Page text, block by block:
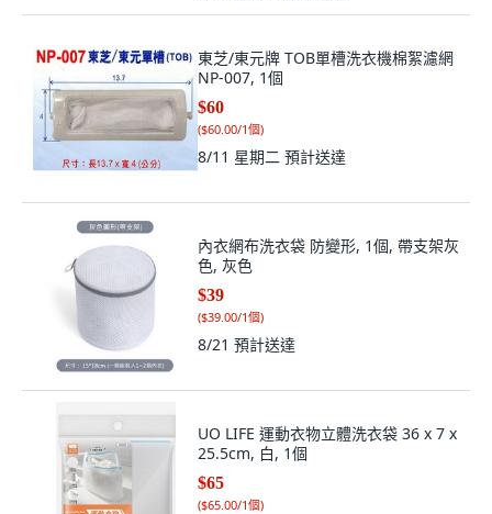
東芝/東元牌 TOB單槽洗衣機棉絮濾網
NP-007, 1個
$60
($60.00/1個)
8/11 星期二 預計送達
內衣網布洗衣袋 防變形, 1個, 帶支架灰
色, 灰色
$39
($39.00/1個)
8/21 預計送達
UO LIFE 運動衣物立體洗衣袋 36 x 7 x
25.5cm, 白, 1個
$65
($65.00/1個)